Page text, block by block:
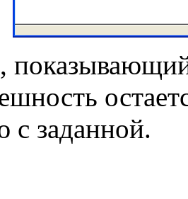
с заданной.